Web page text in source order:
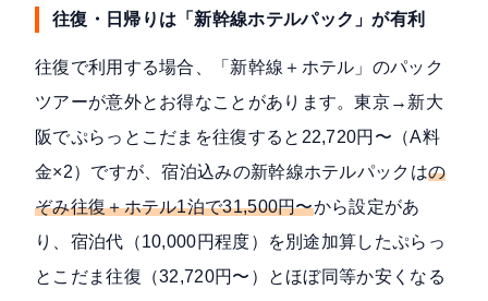
往復・日帰りは「新幹線ホテルパック」が有利
往復で利用する場合、「新幹線＋ホテル」のパック
ツアーが意外とお得なことがあります。東京→新大
阪でぷらっとこだまを往復すると22,720円〜（A料
金×2）ですが、宿泊込みの新幹線ホテルパックはの
ぞみ往復＋ホテル1泊で31,500円〜から設定があ
り、宿泊代（10,000円程度）を別途加算したぷらっ
とこだま往復（32,720円〜）とほぼ同等か安くなる